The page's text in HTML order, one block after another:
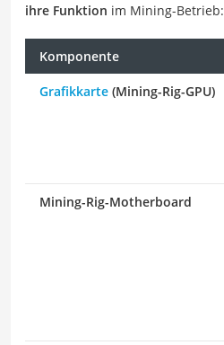
ihre Funktion im Mining-Betrieb:
Komponente
Grafikkarte (Mining-Rig-GPU)
Mining-Rig-Motherboard